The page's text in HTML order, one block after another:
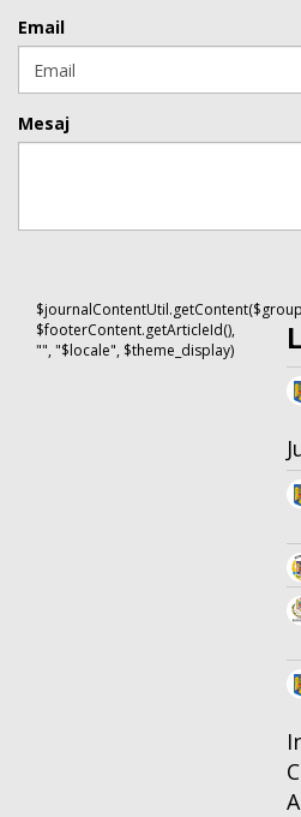
Email
Mesaj
$footerContent.getArticleId(),
"", "$locale", $theme_display)